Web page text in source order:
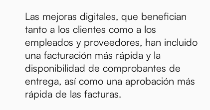
Las mejoras digitales, que benefician
tanto a los clientes como a los
empleados y proveedores, han incluido
una facturación más rápida y la
disponibilidad de comprobantes de
entrega, así como una aprobación más
rápida de las facturas.